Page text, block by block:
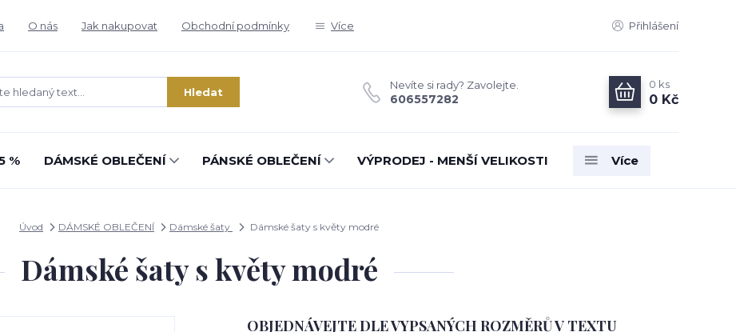
O nás Jak nakupovat Obchodní podmínky Více Přihlášení
Hledat
Nevíte si rady? Zavolejte.
606557282
0 ks
0 Kč
% DÁMSKÉ OBLEČENÍ PÁNSKÉ OBLEČENÍ VÝPRODEJ - MENŠÍ VELIKOSTI Více
Úvod DÁMSKÉ OBLEČENÍ Dámské šaty Dámské šaty s květy modré
Dámské šaty s květy modré
OBJEDNÁVEJTE DLE VYPSANÝCH ROZMĚRŮ V TEXTU